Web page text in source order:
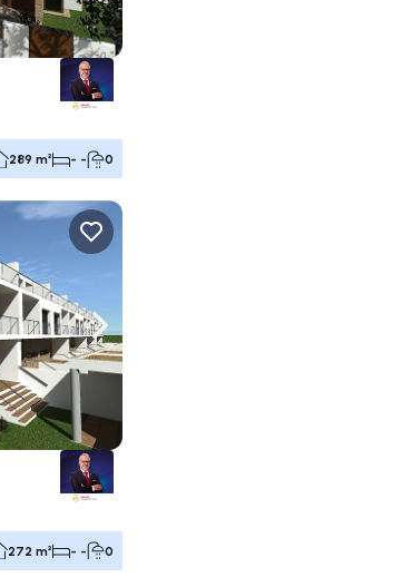
289 m² - - 0
Navegação para a direita
272 m² - - 0